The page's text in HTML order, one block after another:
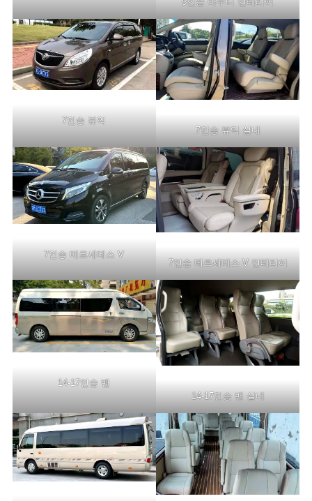
7인승 뷰익
7인승 뷰익 실내
7인승 메르세데스 V
7인승 메르세데스 V 인테리어
14-17인승 밴
14-17인승 밴 실내